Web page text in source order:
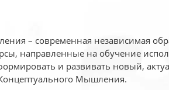
– современная независимая
направленные на обучение
и развивать новый,
Мышления.